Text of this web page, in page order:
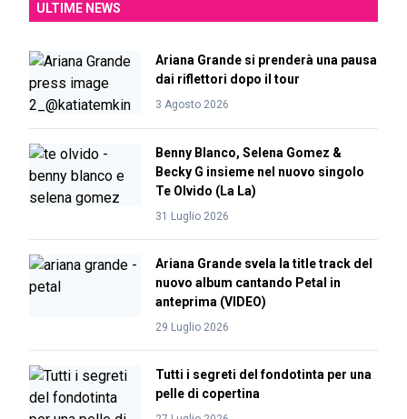
ULTIME NEWS
Ariana Grande si prenderà una pausa
dai riflettori dopo il tour
3 Agosto 2026
Benny Blanco, Selena Gomez &
Becky G insieme nel nuovo singolo
Te Olvido (La La)
31 Luglio 2026
Ariana Grande svela la title track del
nuovo album cantando Petal in
anteprima (VIDEO)
29 Luglio 2026
Tutti i segreti del fondotinta per una
pelle di copertina